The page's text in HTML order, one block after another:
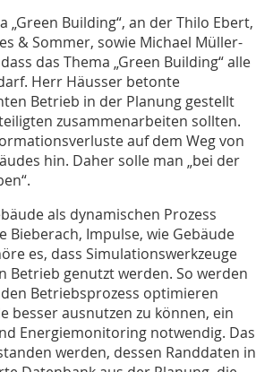
Building“, an der Thilo Ebert,
& Sommer, sowie Michael Müller-
das Thema „Green Building“ alle
Herr Häusser betonte
Betrieb in der Planung gestellt
zusammenarbeiten sollten.
auf dem Weg von
hin. Daher solle man „bei der
als dynamischen Prozess
Bieberach, Impulse, wie Gebäude
es, dass Simulationswerkzeuge
genutzt werden. So werden
Betriebsprozess optimieren
besser ausnutzen zu können, ein
Energiemonitoring notwendig. Das
werden, dessen Randdaten in